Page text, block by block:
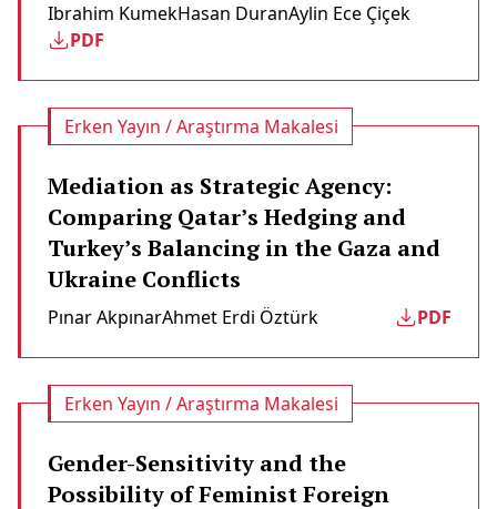
Ibrahim KumekHasan DuranAylin Ece Çiçek
PDF
Erken Yayın / Araştırma Makalesi
Mediation as Strategic Agency:
Comparing Qatar’s Hedging and
Turkey’s Balancing in the Gaza and
Ukraine Conflicts
Pınar AkpınarAhmet Erdi Öztürk PDF
Erken Yayın / Araştırma Makalesi
Gender-Sensitivity and the
Possibility of Feminist Foreign